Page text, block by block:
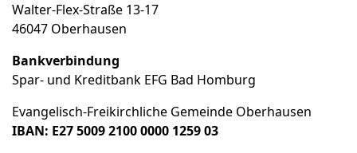
Walter-Flex-Straße 13-17
46047 Oberhausen
Bankverbindung
Spar- und Kreditbank EFG Bad Homburg
Evangelisch-Freikirchliche Gemeinde Oberhausen
IBAN: E27 5009 2100 0000 1259 03